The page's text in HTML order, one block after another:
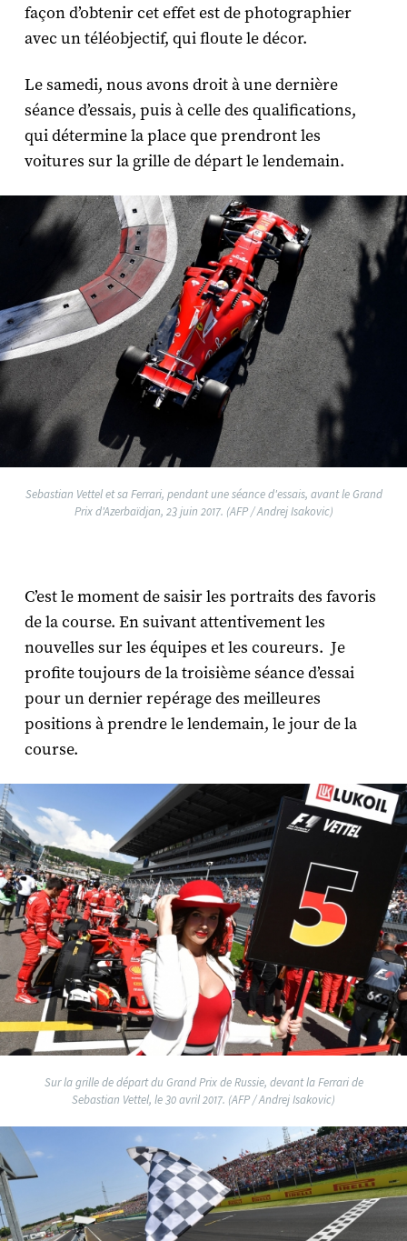
façon d’obtenir cet effet est de photographier
avec un téléobjectif, qui floute le décor.
Le samedi, nous avons droit à une dernière
séance d’essais, puis à celle des qualifications,
qui détermine la place que prendront les
voitures sur la grille de départ le lendemain.
Sebastian Vettel et sa Ferrari, pendant une séance d'essais, avant le Grand
Prix d'Azerbaïdjan, 23 juin 2017. (AFP / Andrej Isakovic)
C’est le moment de saisir les portraits des favoris
de la course. En suivant attentivement les
nouvelles sur les équipes et les coureurs. Je
profite toujours de la troisième séance d’essai
pour un dernier repérage des meilleures
positions à prendre le lendemain, le jour de la
course.
Sur la grille de départ du Grand Prix de Russie, devant la Ferrari de
Sebastian Vettel, le 30 avril 2017. (AFP / Andrej Isakovic)